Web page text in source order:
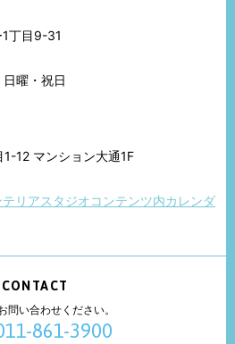
丁目9-31
曜・祝日
12 マンション大通1F
テリアスタジオコンテンツ内カレンダ
CONTACT
問い合わせください。
861-3900